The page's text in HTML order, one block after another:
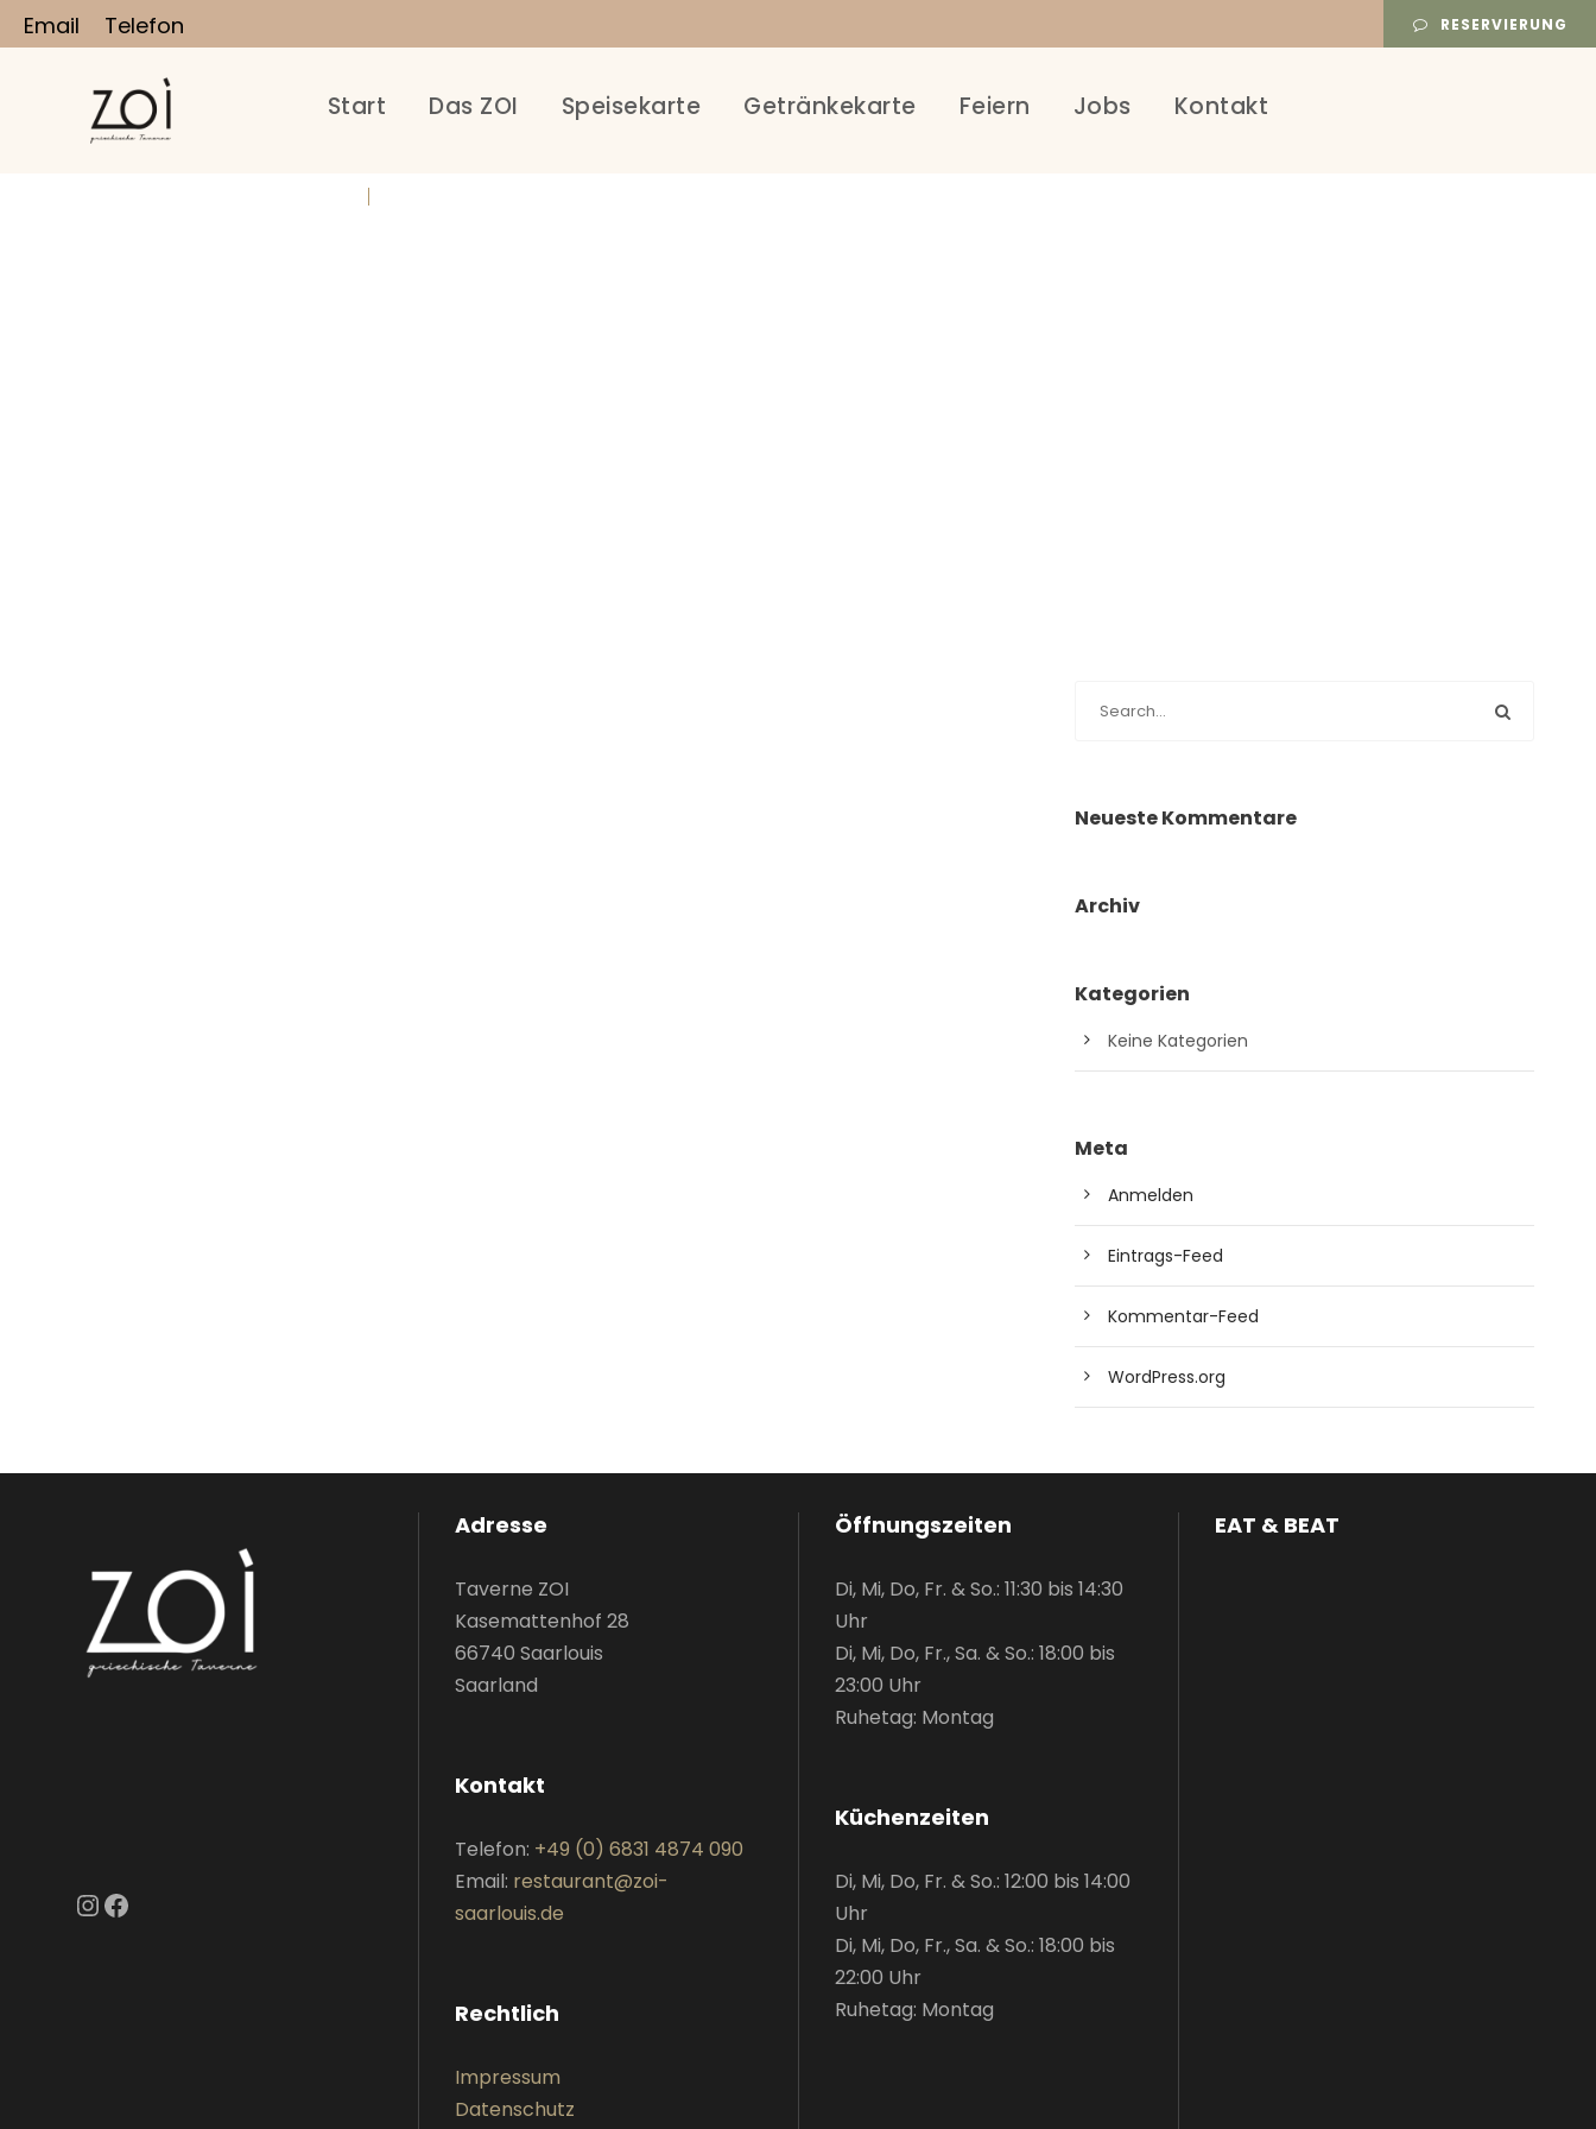
Email Telefon RESERVIERUNG
Start Das ZOI Speisekarte Getränkekarte Feiern Jobs Kontakt
Neueste Kommentare
Archiv
Kategorien
Keine Kategorien
Meta
Anmelden
Eintrags-Feed
Kommentar-Feed
WordPress.org
InstagramFacebook
Adresse
Taverne ZOI
Kasemattenhof 28
66740 Saarlouis
Saarland
Kontakt
Telefon: +49 (0) 6831 4874 090
Email: restaurant@zoi-
saarlouis.de
Rechtlich
Impressum
Datenschutz
Öffnungszeiten
Di, Mi, Do, Fr. & So.: 11:30 bis 14:30
Uhr
Di, Mi, Do, Fr., Sa. & So.: 18:00 bis
23:00 Uhr
Ruhetag: Montag
Küchenzeiten
Di, Mi, Do, Fr. & So.: 12:00 bis 14:00
Uhr
Di, Mi, Do, Fr., Sa. & So.: 18:00 bis
22:00 Uhr
Ruhetag: Montag
EAT & BEAT